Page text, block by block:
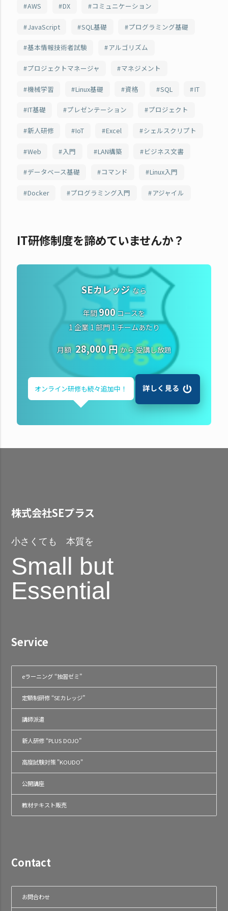
AWS DX コミュニケーション
JavaScript SQL基礎 プログラミング基礎
基本情報技術者試験 アルゴリズム
プロジェクトマネージャ マネジメント
機械学習 Linux基礎 資格 SQL IT
IT基礎 プレゼンテーション プロジェクト
新人研修 IoT Excel シェルスクリプト
Web 入門 LAN構築 ビジネス文書
データベース基礎 コマンド Linux入門
Docker プログラミング入門 アジャイル
IT研修制度を諦めていませんか？
SEカレッジ なら
年間900コースを
1 企業 1 部門 1 チームあたり
月額 28,000 円 から受講し放題
オンライン研修も続々追加中！ 詳しく見る
株式会社SEプラス
小さくても 本質を
Small but
Essential
Service
eラーニング “独習ゼミ”
定額制研修 “SEカレッジ”
講師派遣
新人研修 “PLUS DOJO”
高度試験対策 "KOUDO"
公開講座
教材テキスト販売
Contact
お問合わせ